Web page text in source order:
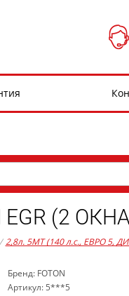
(2 ОКНА)
/ 2,8л. 5MT (140 л.с., ЕВРО 5,
Бренд: FOTON
Артикул: 5***5